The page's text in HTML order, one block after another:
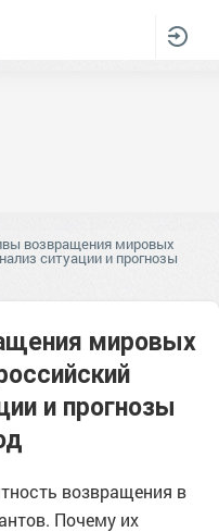
возвращения мировых
ситуации и прогнозы
мировых
и прогнозы
возвращения в
Почему их